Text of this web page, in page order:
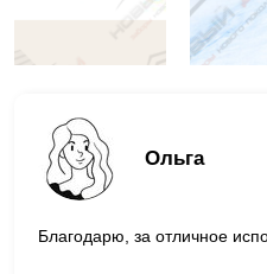
Ольга
Благодарю, за отличное